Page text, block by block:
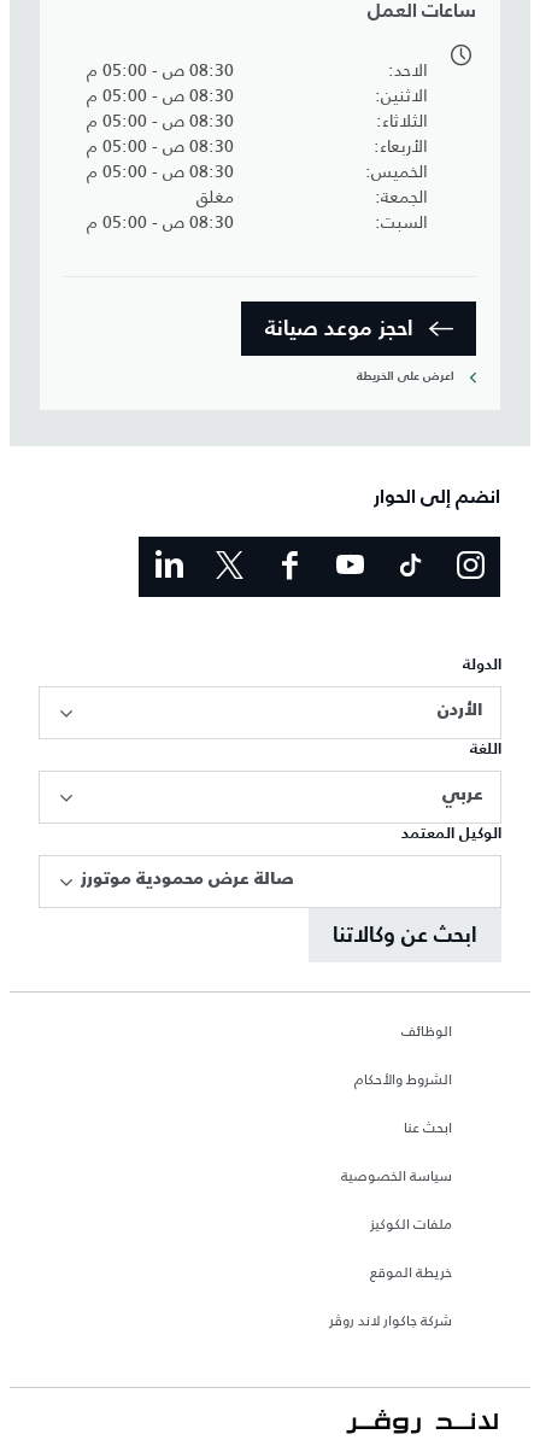
ساعات العمل
الاحد
08:30 ص - 05:00 م
الاثنين
08:30 ص - 05:00 م
الثلاثاء
08:30 ص - 05:00 م
الأربعاء
08:30 ص - 05:00 م
الخميس
08:30 ص - 05:00 م
الجمعة
مغلق
السبت
08:30 ص - 05:00 م
احجز موعد صيانة‎
اعرض على الخريطة
انضم إلى الحوار
الدولة
الأردن
اللغة
عربي
الوكيل المعتمد
صالة عرض محمودية موتورز
ابحث عن وكالاتنا
الوظائف
الشروط والأحكام
ابحث عنا
سياسة الخصوصية
ملفات الكوكيز
خريطة الموقع
شركة جاكوار لاند روڤر